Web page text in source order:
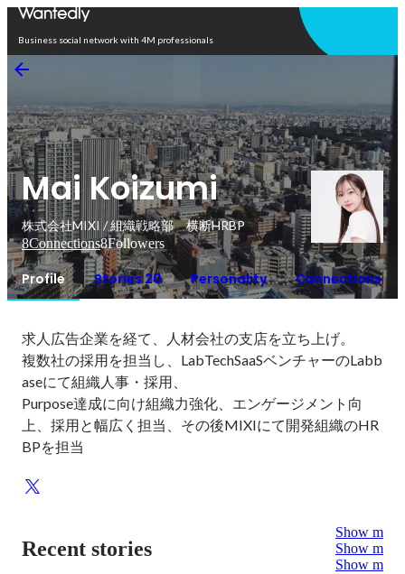
Business social network with 4M professionals
Mai Koizumi
株式会社MIXI / 組織戦略部 横断HRBP
8Connections8Followers
Profile Stories 20 Personality Connections
求人広告企業を経て、人材会社の支店を立ち上げ。
複数社の採用を担当し、LabTechSaaSベンチャーのLabb
aseにて組織人事・採用、
Purpose達成に向け組織力強化、エンゲージメント向
上、採用と幅広く担当、その後MIXIにて開発組織のHR
BPを担当
Recent stories
Show more
Show more
Show more